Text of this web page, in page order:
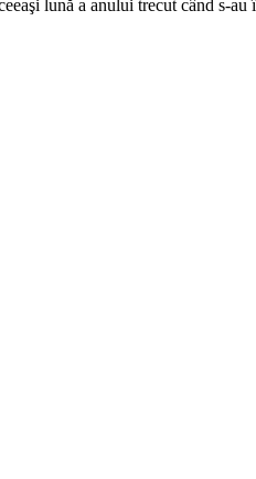
lună a anului trecut când s-au